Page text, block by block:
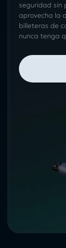
seguridad sin
aprovecha la
billeteras de
nunca tenga